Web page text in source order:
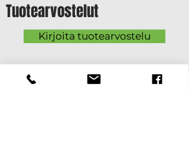
Tuotearvostelut
Kirjoita tuotearvostelu